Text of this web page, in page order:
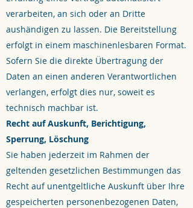
verarbeiten, an sich oder an Dritte
aushändigen zu lassen. Die Bereitstellung
erfolgt in einem maschinenlesbaren Format.
Sofern Sie die direkte Übertragung der
Daten an einen anderen Verantwortlichen
verlangen, erfolgt dies nur, soweit es
technisch machbar ist.
Recht auf Auskunft, Berichtigung,
Sperrung, Löschung
Sie haben jederzeit im Rahmen der
geltenden gesetzlichen Bestimmungen das
Recht auf unentgeltliche Auskunft über Ihre
gespeicherten personenbezogenen Daten,